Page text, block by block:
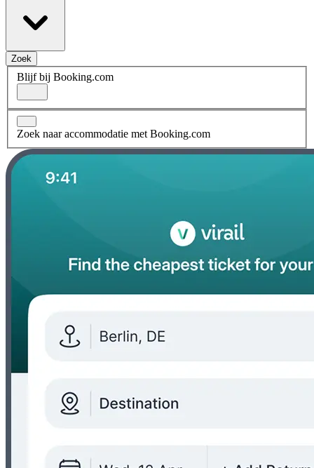
Zoek
Blijf bij Booking.com
Zoek naar accommodatie met Booking.com